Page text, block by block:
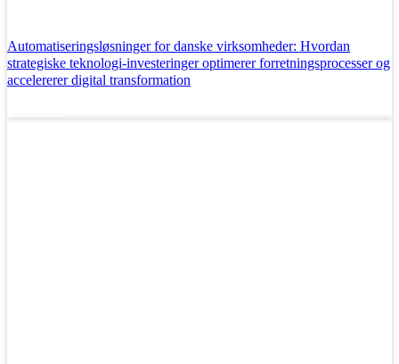
Automatiseringsløsninger for danske virksomheder: Hvordan
strategiske teknologi-investeringer optimerer forretningsprocesser og
accelererer digital transformation